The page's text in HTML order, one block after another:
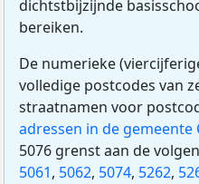
dichtstbijzijnde
bereiken.
De numerieke
volledige postcodes van
straatnamen voor
adressen in de
5076 grenst aan de
5061, 5062, 5074, 5262,